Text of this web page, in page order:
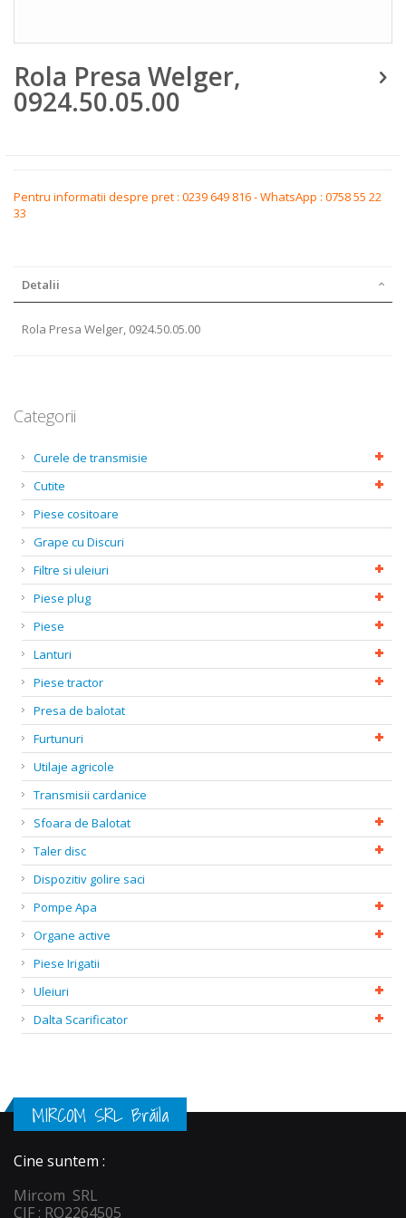
to
the
beginning
Rola Presa Welger,
0924.50.05.00
Pentru informatii despre pret : 0239 649 816 - WhatsApp : 0758 55 22
33
Detalii
Rola Presa Welger, 0924.50.05.00
Categorii
Curele de transmisie
Cutite
Piese cositoare
Grape cu Discuri
Filtre si uleiuri
Piese plug
Piese
Lanturi
Piese tractor
Presa de balotat
Furtunuri
Utilaje agricole
Transmisii cardanice
Sfoara de Balotat
Taler disc
Dispozitiv golire saci
Pompe Apa
Organe active
Piese Irigatii
Uleiuri
Dalta Scarificator
MIRCOM SRL Brăila
Cine suntem :
Mircom SRL
CIF : RO2264505